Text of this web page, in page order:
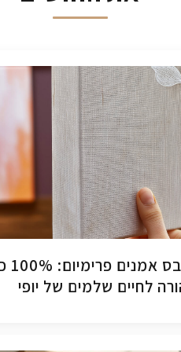
לחיים שלמים של יופי